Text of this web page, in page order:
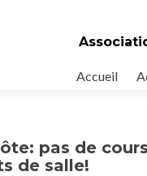
Accueil
pas de
de salle!